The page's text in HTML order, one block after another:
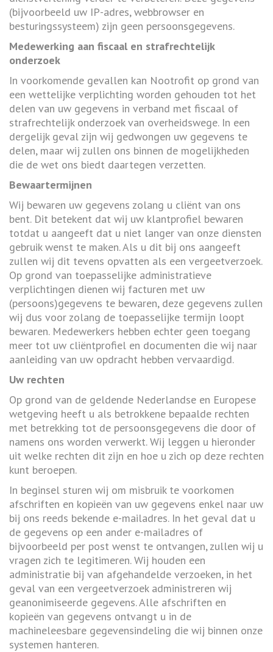
(bijvoorbeeld uw IP-adres, webbrowser en
besturingssysteem) zijn geen persoonsgegevens.
Medewerking aan fiscaal en strafrechtelijk
onderzoek
In voorkomende gevallen kan Nootrofit op grond van
een wettelijke verplichting worden gehouden tot het
delen van uw gegevens in verband met fiscaal of
strafrechtelijk onderzoek van overheidswege. In een
dergelijk geval zijn wij gedwongen uw gegevens te
delen, maar wij zullen ons binnen de mogelijkheden
die de wet ons biedt daartegen verzetten.
Bewaartermijnen
Wij bewaren uw gegevens zolang u cliënt van ons
bent. Dit betekent dat wij uw klantprofiel bewaren
totdat u aangeeft dat u niet langer van onze diensten
gebruik wenst te maken. Als u dit bij ons aangeeft
zullen wij dit tevens opvatten als een vergeetverzoek.
Op grond van toepasselijke administratieve
verplichtingen dienen wij facturen met uw
(persoons)gegevens te bewaren, deze gegevens zullen
wij dus voor zolang de toepasselijke termijn loopt
bewaren. Medewerkers hebben echter geen toegang
meer tot uw cliëntprofiel en documenten die wij naar
aanleiding van uw opdracht hebben vervaardigd.
Uw rechten
Op grond van de geldende Nederlandse en Europese
wetgeving heeft u als betrokkene bepaalde rechten
met betrekking tot de persoonsgegevens die door of
namens ons worden verwerkt. Wij leggen u hieronder
uit welke rechten dit zijn en hoe u zich op deze rechten
kunt beroepen.
In beginsel sturen wij om misbruik te voorkomen
afschriften en kopieën van uw gegevens enkel naar uw
bij ons reeds bekende e-mailadres. In het geval dat u
de gegevens op een ander e-mailadres of
bijvoorbeeld per post wenst te ontvangen, zullen wij u
vragen zich te legitimeren. Wij houden een
administratie bij van afgehandelde verzoeken, in het
geval van een vergeetverzoek administreren wij
geanonimiseerde gegevens. Alle afschriften en
kopieën van gegevens ontvangt u in de
machineleesbare gegevensindeling die wij binnen onze
systemen hanteren.